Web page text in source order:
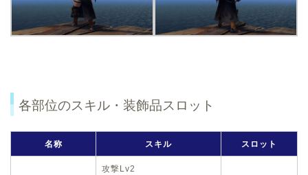
各部位のスキル・装飾品スロット
名称 スキル スロット
攻撃Lv2